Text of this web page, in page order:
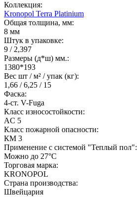
Коллекция:
Kronopol Terra Platinium
Общая толщина, мм:
8 мм
Штук в упаковке:
9 / 2,397
Размеры (д*ш) мм.:
1380*193
Вес шт / м² / упак (кг):
1,66 / 6,25 / 15
Фаска:
4-ст. V-Fuga
Класс износостойкости:
AC 5
Класс пожарной опасности:
КМ 3
Применение с системой "Теплый пол":
Можно до 27°С
Торговая марка:
KRONOPOL
Страна производства:
Швейцария